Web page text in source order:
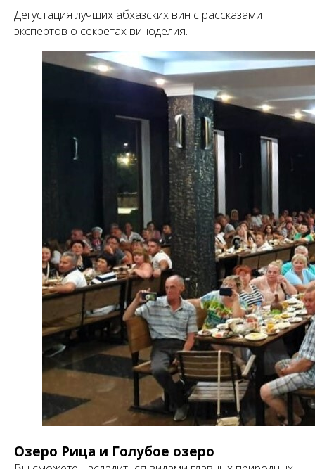
Дегустация лучших абхазских вин с рассказами
экспертов о секретах виноделия.
Озеро Рица и Голубое озеро